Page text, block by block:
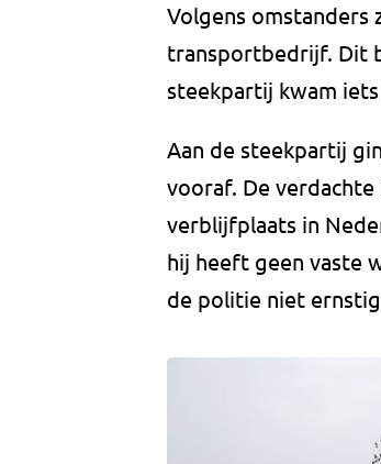
Volgens omstanders
transportbedrijf. Dit
steekpartij kwam
Aan de steekpartij
vooraf. De
verblijfplaats in
hij heeft geen vaste
de politie niet